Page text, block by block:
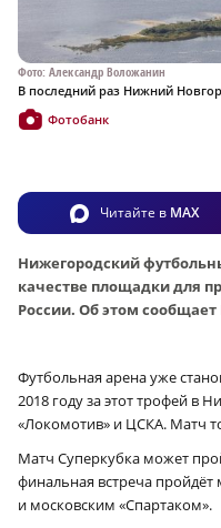
Фото: Александр Воложанин
В последний раз Нижний
Фотобанк
Читайте в MAX
Нижегородский
качестве площадки для
России. Об этом сообщает
Футбольная арена уже
2018 году за этот трофей в
«Локомотив» и ЦСКА. Матч
Матч Суперкубка может
финальная встреча
и московским «Спартаком».